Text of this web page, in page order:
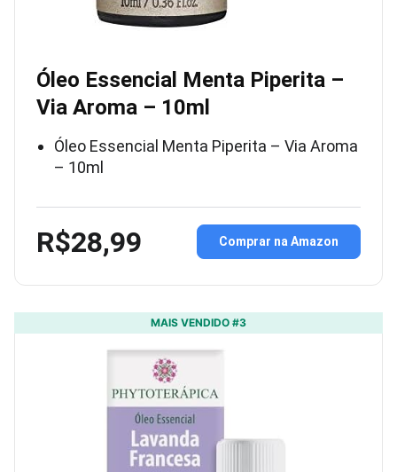
Óleo Essencial Menta Piperita –
Via Aroma – 10ml
Óleo Essencial Menta Piperita – Via Aroma
– 10ml
R$28,99 Comprar na Amazon
MAIS VENDIDO #3